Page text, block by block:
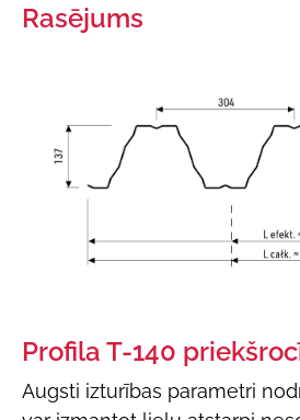
Rasējums
Profila T-140
Augsti izturības parametri